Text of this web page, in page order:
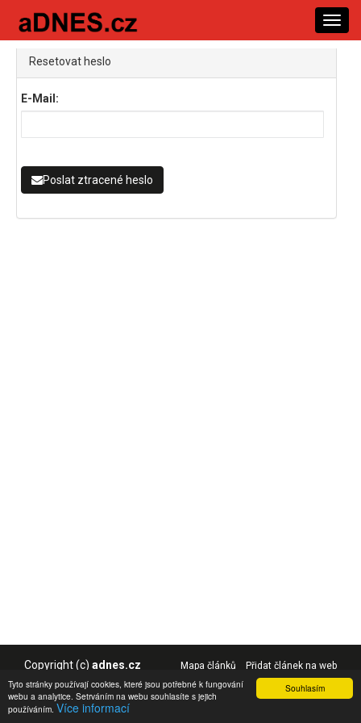
Souhlasím
Tyto stránky používají cookies, které jsou potřebné k fungování
webu a analytice. Setrváním na webu souhlasíte s jejich
používáním. Více informací
Resetovat heslo
E-Mail:
Poslat ztracené heslo
Copyright (c) adnes.cz Mapa článků Přidat článek na web